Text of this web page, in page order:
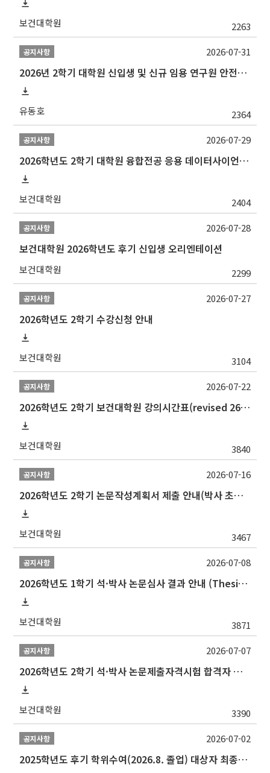
보건대학원 2263
공지사항
2026년 2학기 대학원 신입생 및 신규 임용 연구원 안전환경교육(신규교육) 실시 안내
유동호 2364
2026-07-31
공지사항
2026학년도 2학기 대학원 융합전공 응용 데이터사이언스 선발 계획 알림
보건대학원 2404
2026-07-29
공지사항
보건대학원 2026학년도 후기 신입생 오리엔테이션
보건대학원 2299
2026-07-28
공지사항
2026학년도 2학기 수강신청 안내
보건대학원 3104
2026-07-27
공지사항
2026학년도 2학기 보건대학원 강의시간표(revised 260803)(2026 2nd SEMESTER SNU GSPH TIMETABLE)
보건대학원 3840
2026-07-22
공지사항
2026학년도 2학기 논문작성계획서 제출 안내(박사 초심 일정 포함)_Thesis Proposal
보건대학원 3467
2026-07-16
공지사항
2026학년도 1학기 석·박사 논문심사 결과 안내 (Thesis Defense Result)
보건대학원 3871
2026-07-08
공지사항
2026학년도 2학기 석·박사 논문제출자격시험 합격자 공고(TSQ Exam Result)
보건대학원 3390
2026-07-07
공지사항
2025학년도 후기 학위수여(2026.8. 졸업) 대상자 최종인준 논문 제출 안내
2026-07-02